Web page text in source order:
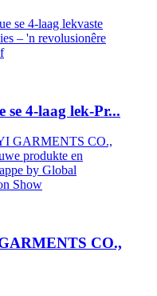
se 4-laag lek-Pr...
CO.,